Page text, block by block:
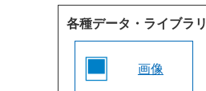
各種データ・ライブラ
画像